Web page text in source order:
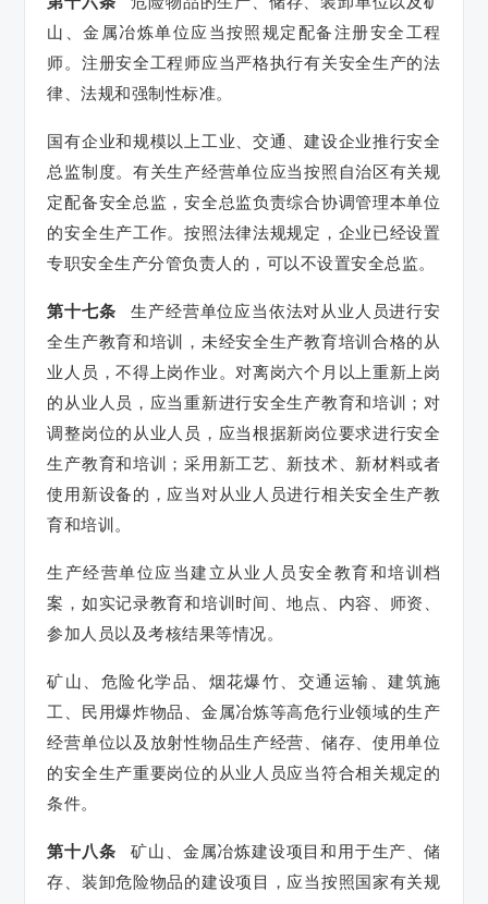
山、金属冶炼单位应当按照规定配备注册安全工程
师。注册安全工程师应当严格执行有关安全生产的法
律、法规和强制性标准。
国有企业和规模以上工业、交通、建设企业推行安全
总监制度。有关生产经营单位应当按照自治区有关规
定配备安全总监，安全总监负责综合协调管理本单位
的安全生产工作。按照法律法规规定，企业已经设置
专职安全生产分管负责人的，可以不设置安全总监。
第十七条 生产经营单位应当依法对从业人员进行安
全生产教育和培训，未经安全生产教育培训合格的从
业人员，不得上岗作业。对离岗六个月以上重新上岗
的从业人员，应当重新进行安全生产教育和培训；对
调整岗位的从业人员，应当根据新岗位要求进行安全
生产教育和培训；采用新工艺、新技术、新材料或者
使用新设备的，应当对从业人员进行相关安全生产教
育和培训。
生产经营单位应当建立从业人员安全教育和培训档
案，如实记录教育和培训时间、地点、内容、师资、
参加人员以及考核结果等情况。
矿山、危险化学品、烟花爆竹、交通运输、建筑施
工、民用爆炸物品、金属冶炼等高危行业领域的生产
经营单位以及放射性物品生产经营、储存、使用单位
的安全生产重要岗位的从业人员应当符合相关规定的
条件。
第十八条 矿山、金属冶炼建设项目和用于生产、储
存、装卸危险物品的建设项目，应当按照国家有关规